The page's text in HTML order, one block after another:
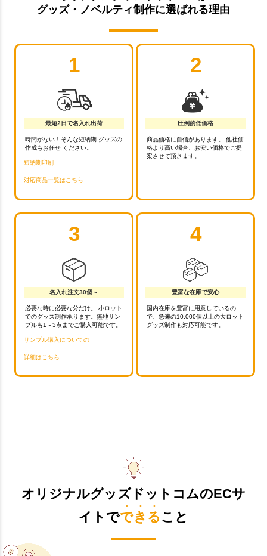
グッズ・ノベルティ制作に選ばれる理由
1
最短2日で名入れ出荷
時間がない！そんな短納期 グッズの
作成もお任せ ください。
短納期印刷
対応商品一覧はこちら
2
圧倒的低価格
商品価格に自信があります。 他社価
格より高い場合、お安い価格でご提
案させて頂きます。
3
名入れ注文30個～
必要な時に必要な分だけ。 小ロット
でのグッズ制作承ります。無地サン
プルも1～3点までご購入可能です。
サンプル購入についての
詳細はこちら
4
豊富な在庫で安心
国内在庫を豊富に用意しているの
で、急遽の10,000個以上の大ロット
グッズ制作も対応可能です。
オリジナルグッズドットコムのECサ
イトでできる こと